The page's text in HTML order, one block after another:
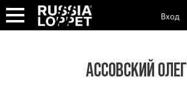
Вход
АССОВСКИЙ ОЛЕГ